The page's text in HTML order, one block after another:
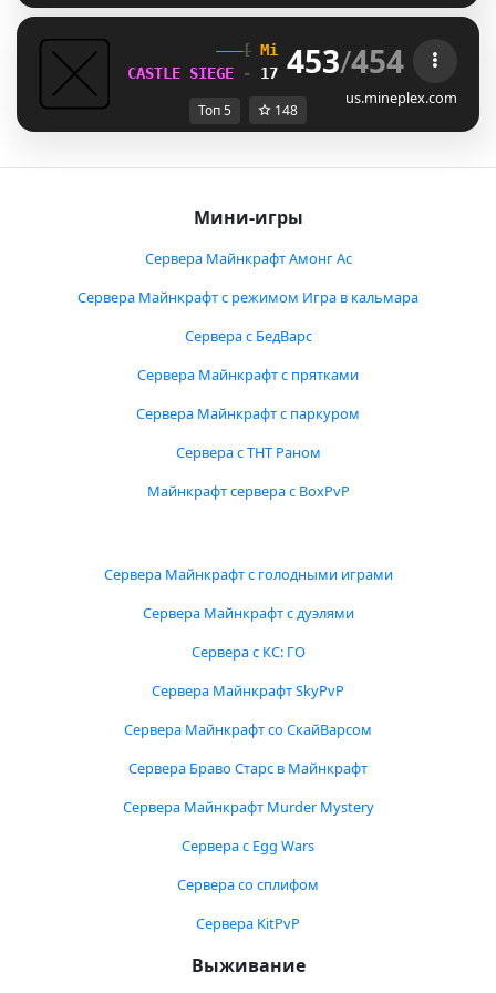
[ Mineplex Games ]
CASTLE SIEGE
- 17 HOURS, 8 MINUTES
453/454
us.mineplex.com
Топ 5 148
Мини-игры
Сервера Майнкрафт Амонг Ас
Сервера Майнкрафт с режимом Игра в кальмара
Сервера с БедВарс
Сервера Майнкрафт с прятками
Сервера Майнкрафт с паркуром
Сервера с ТНТ Раном
Майнкрафт сервера с BoxPvP
Сервера Майнкрафт с голодными играми
Сервера Майнкрафт с дуэлями
Сервера с КС: ГО
Сервера Майнкрафт SkyPvP
Сервера Майнкрафт со СкайВарсом
Сервера Браво Старс в Майнкрафт
Сервера Майнкрафт Murder Mystery
Сервера с Egg Wars
Сервера со сплифом
Сервера KitPvP
Выживание